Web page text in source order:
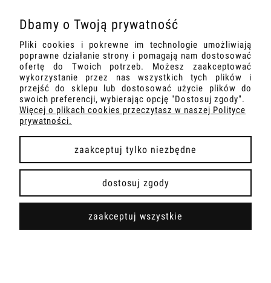
O NAS
INFORMACJE
DOSTAWA I PŁATNOŚCI
pokaż pełną wersję strony
Sklep internetowy Shoper Premium
Dbamy o Twoją prywatność
Pliki cookies i pokrewne im technologie umożliwiają
poprawne działanie strony i pomagają nam dostosować
ofertę do Twoich potrzeb. Możesz zaakceptować
wykorzystanie przez nas wszystkich tych plików i
przejść do sklepu lub dostosować użycie plików do
swoich preferencji, wybierając opcję "Dostosuj zgody".
Więcej o plikach cookies przeczytasz w naszej Polityce
prywatności.
zaakceptuj tylko niezbędne
dostosuj zgody
zaakceptuj wszystkie